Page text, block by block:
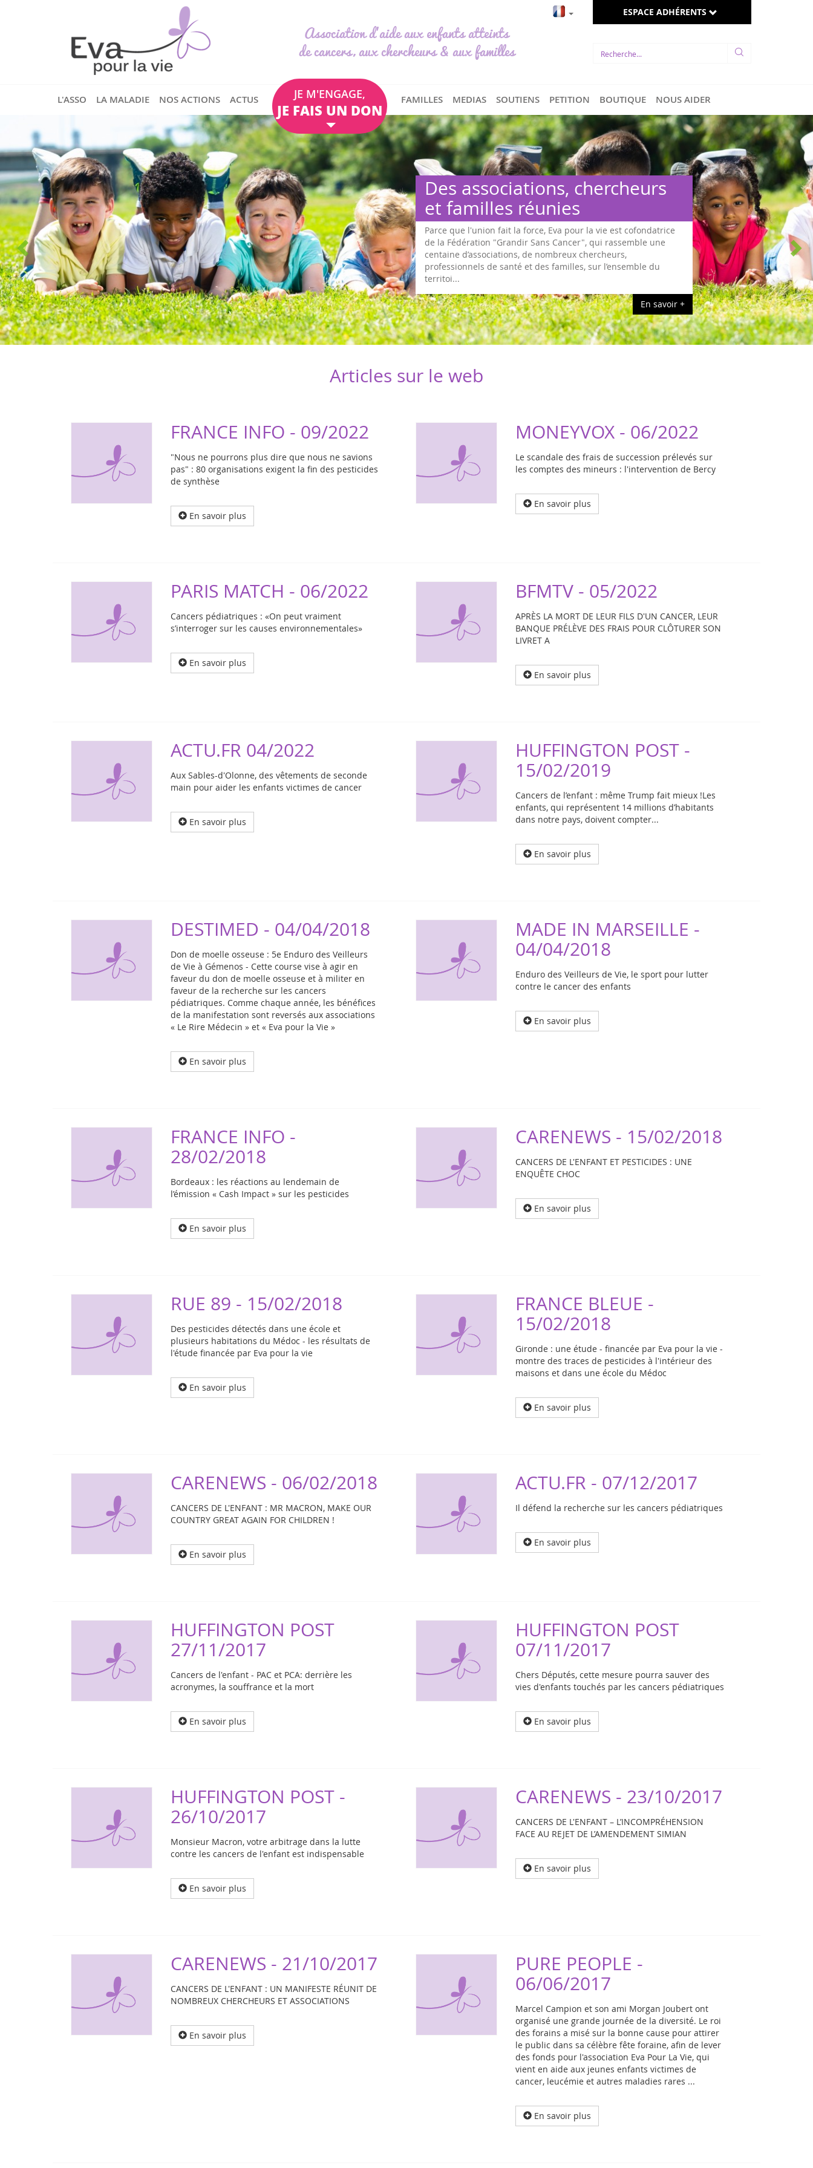
Association d'aide aux enfants atteints
de cancers, aux chercheurs & aux familles
ESPACE ADHÉRENTS
L'ASSO LA MALADIE NOS ACTIONS ACTUS JE M'ENGAGE,
JE FAIS UN DON
FAMILLES MEDIAS SOUTIENS PETITION BOUTIQUE NOUS AIDER
Des associations, chercheurs
et familles réunies
Parce que l'union fait la force, Eva pour la vie est cofondatrice
de la Fédération "Grandir Sans Cancer", qui rassemble une
centaine d’associations, de nombreux chercheurs,
professionnels de santé et des familles, sur l’ensemble du
territoi...
En savoir +
Articles sur le web
FRANCE INFO - 09/2022
"Nous ne pourrons plus dire que nous ne savions
pas" : 80 organisations exigent la fin des pesticides
de synthèse
En savoir plus
MONEYVOX - 06/2022
Le scandale des frais de succession prélevés sur
les comptes des mineurs : l'intervention de Bercy
En savoir plus
PARIS MATCH - 06/2022
Cancers pédiatriques : «On peut vraiment
s’interroger sur les causes environnementales»
En savoir plus
BFMTV - 05/2022
APRÈS LA MORT DE LEUR FILS D'UN CANCER, LEUR
BANQUE PRÉLÈVE DES FRAIS POUR CLÔTURER SON
LIVRET A
En savoir plus
ACTU.FR 04/2022
Aux Sables-d'Olonne, des vêtements de seconde
main pour aider les enfants victimes de cancer
En savoir plus
HUFFINGTON POST -
15/02/2019
Cancers de l’enfant : même Trump fait mieux !Les
enfants, qui représentent 14 millions d’habitants
dans notre pays, doivent compter...
En savoir plus
DESTIMED - 04/04/2018
Don de moelle osseuse : 5e Enduro des Veilleurs
de Vie à Gémenos - Cette course vise à agir en
faveur du don de moelle osseuse et à militer en
faveur de la recherche sur les cancers
pédiatriques. Comme chaque année, les bénéfices
de la manifestation sont reversés aux associations
« Le Rire Médecin » et « Eva pour la Vie »
En savoir plus
MADE IN MARSEILLE -
04/04/2018
Enduro des Veilleurs de Vie, le sport pour lutter
contre le cancer des enfants
En savoir plus
FRANCE INFO -
28/02/2018
Bordeaux : les réactions au lendemain de
l’émission « Cash Impact » sur les pesticides
En savoir plus
CARENEWS - 15/02/2018
CANCERS DE L'ENFANT ET PESTICIDES : UNE
ENQUÊTE CHOC
En savoir plus
RUE 89 - 15/02/2018
Des pesticides détectés dans une école et
plusieurs habitations du Médoc - les résultats de
l'étude financée par Eva pour la vie
En savoir plus
FRANCE BLEUE -
15/02/2018
Gironde : une étude - financée par Eva pour la vie -
montre des traces de pesticides à l'intérieur des
maisons et dans une école du Médoc
En savoir plus
CARENEWS - 06/02/2018
CANCERS DE L'ENFANT : MR MACRON, MAKE OUR
COUNTRY GREAT AGAIN FOR CHILDREN !
En savoir plus
ACTU.FR - 07/12/2017
Il défend la recherche sur les cancers pédiatriques
En savoir plus
HUFFINGTON POST
27/11/2017
Cancers de l'enfant - PAC et PCA: derrière les
acronymes, la souffrance et la mort
En savoir plus
HUFFINGTON POST
07/11/2017
Chers Députés, cette mesure pourra sauver des
vies d'enfants touchés par les cancers pédiatriques
En savoir plus
HUFFINGTON POST -
26/10/2017
Monsieur Macron, votre arbitrage dans la lutte
contre les cancers de l'enfant est indispensable
En savoir plus
CARENEWS - 23/10/2017
CANCERS DE L'ENFANT – L’INCOMPRÉHENSION
FACE AU REJET DE L’AMENDEMENT SIMIAN
En savoir plus
CARENEWS - 21/10/2017
CANCERS DE L'ENFANT : UN MANIFESTE RÉUNIT DE
NOMBREUX CHERCHEURS ET ASSOCIATIONS
En savoir plus
PURE PEOPLE -
06/06/2017
Marcel Campion et son ami Morgan Joubert ont
organisé une grande journée de la diversité. Le roi
des forains a misé sur la bonne cause pour attirer
le public dans sa célèbre fête foraine, afin de lever
des fonds pour l'association Eva Pour La Vie, qui
vient en aide aux jeunes enfants victimes de
cancer, leucémie et autres maladies rares ...
En savoir plus